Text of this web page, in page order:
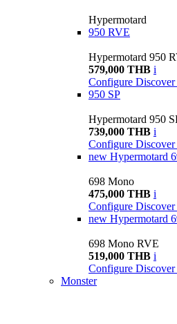
Hypermotard
950 RVE
Hypermotard 950
579,000 THB i
Configure Discover
950 SP
Hypermotard 950
739,000 THB i
Configure Discover
new Hypermotard
698 Mono
475,000 THB i
Configure Discover
new Hypermotard
698 Mono RVE
519,000 THB i
Configure Discover
Monster